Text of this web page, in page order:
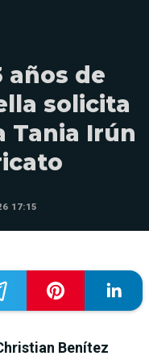
años de
solicita
Tania Irún
17:15
Benítez